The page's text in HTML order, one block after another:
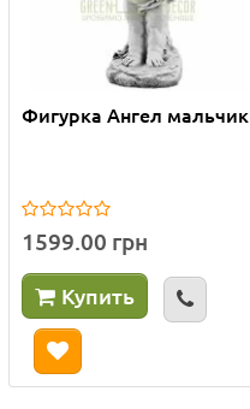
Фигурка Ангел мальчик
1599.00 грн
Купить